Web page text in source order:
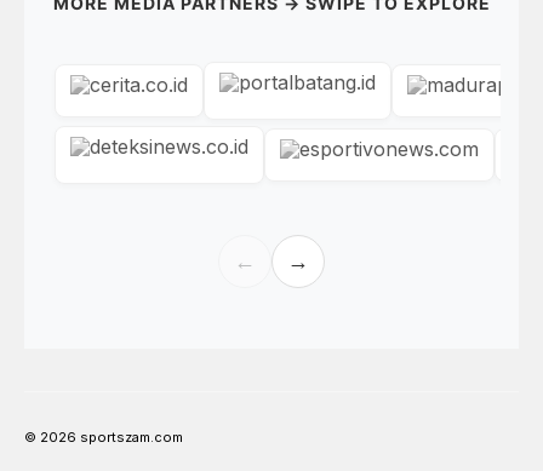
← →
© 2026 sportszam.com